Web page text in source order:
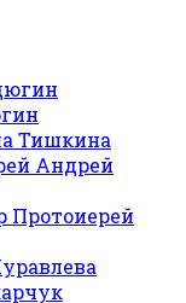
Тишкина
Андрей
Протоиерей